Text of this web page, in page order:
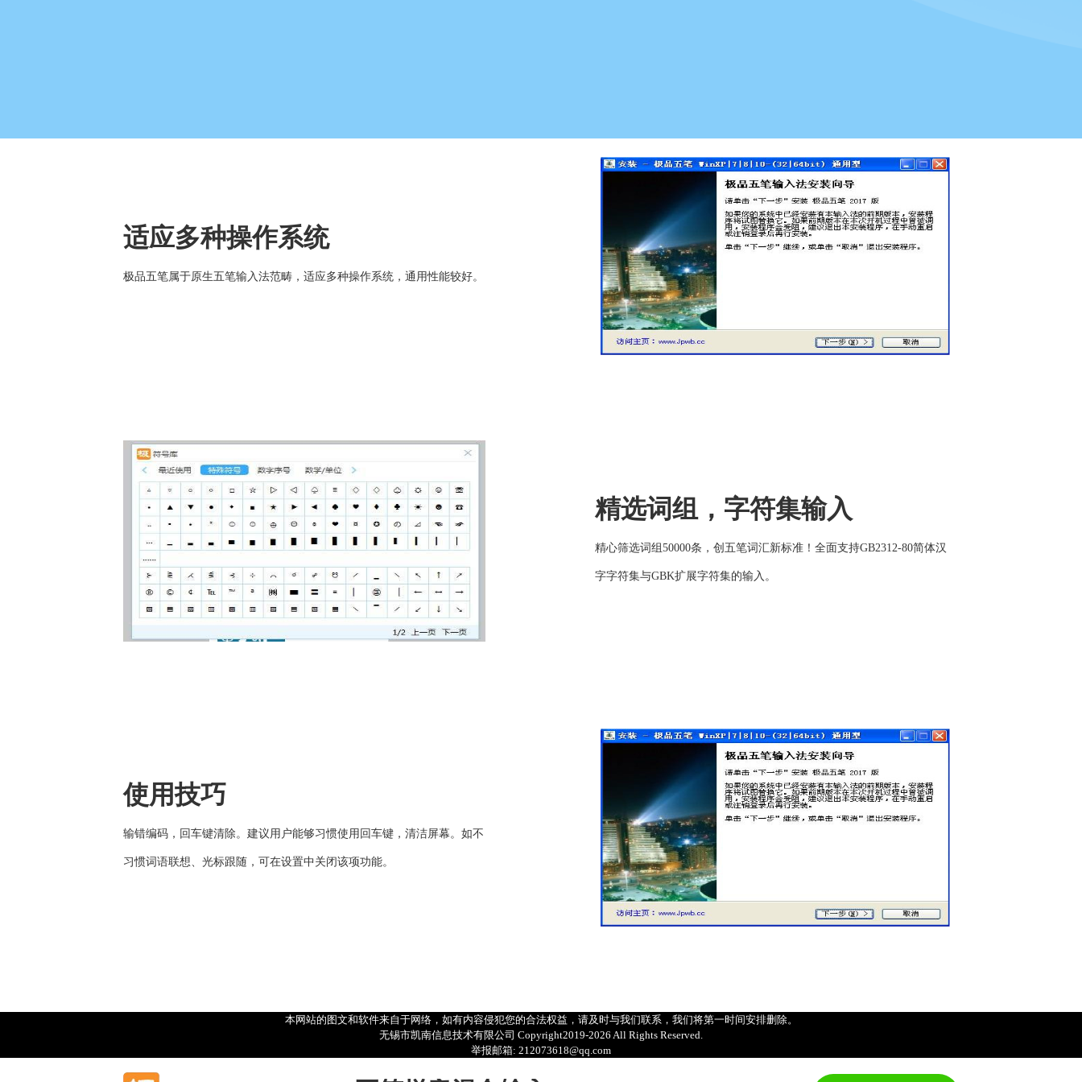
适应多种操作系统
极品五笔属于原生五笔输入法范畴，适应多种操作系统，通用性能较好。
精选词组，字符集输入
精心筛选词组50000条，创五笔词汇新标准！全面支持GB2312-80简体汉
字字符集与GBK扩展字符集的输入。
使用技巧
输错编码，回车键清除。建议用户能够习惯使用回车键，清洁屏幕。如不
习惯词语联想、光标跟随，可在设置中关闭该项功能。
本网站的图文和软件来自于网络，如有内容侵犯您的合法权益，请及时与我们联系，我们将第一时间安排删除。
无锡市凯南信息技术有限公司 Copyright2019-2026 All Rights Reserved.
举报邮箱: 212073618@qq.com